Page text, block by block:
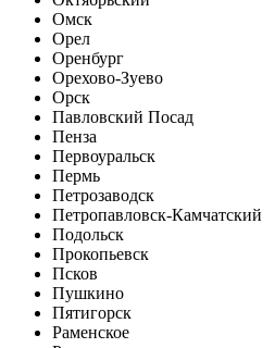
Омск
Орел
Оренбург
Орехово-Зуево
Орск
Павловский Посад
Пенза
Первоуральск
Пермь
Петрозаводск
Петропавловск-Камчатский
Подольск
Прокопьевск
Псков
Пушкино
Пятигорск
Раменское